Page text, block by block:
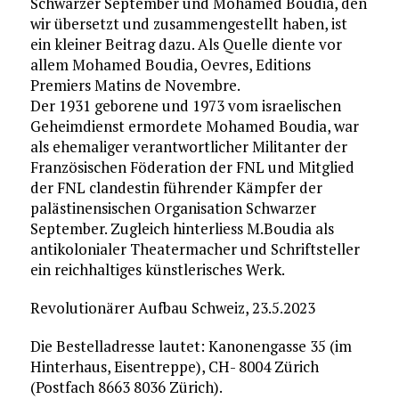
wir übersetzt und zusammengestellt haben, ist
ein kleiner Beitrag dazu. Als Quelle diente vor
allem Mohamed Boudia, Oevres, Editions
Premiers Matins de Novembre.
Der 1931 geborene und 1973 vom israelischen
Geheimdienst ermordete Mohamed Boudia, war
als ehemaliger verantwortlicher Militanter der
Französischen Föderation der FNL und Mitglied
der FNL clandestin führender Kämpfer der
palästinensischen Organisation Schwarzer
September. Zugleich hinterliess M.Boudia als
antikolonialer Theatermacher und Schriftsteller
ein reichhaltiges künstlerisches Werk.
Revolutionärer Aufbau Schweiz, 23.5.2023
Die Bestelladresse lautet: Kanonengasse 35 (im
Hinterhaus, Eisentreppe), CH- 8004 Zürich
(Postfach 8663 8036 Zürich).